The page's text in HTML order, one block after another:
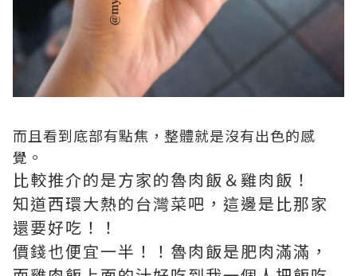
而且看到底部有點焦，整體就是沒有出色的感
覺。
比較推介的是方家的魯肉飯＆雞肉飯！
知道西環大熱的台灣菜吧，這邊是比那家
還要好吃！！
價錢也便宜一半！！魯肉飯是肥肉滿滿，